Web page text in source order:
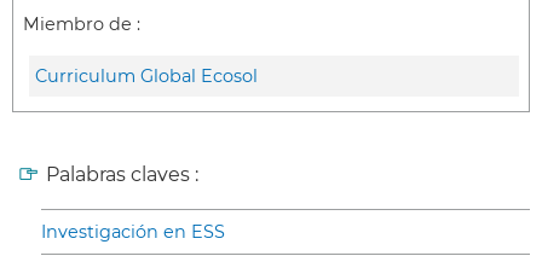
Miembro de :
Curriculum Global Ecosol
Palabras claves :
Investigación en ESS